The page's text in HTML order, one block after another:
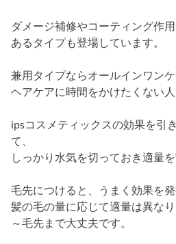
ダメージ補修やコーティング作
あるタイプも登場しています。
兼用タイプならオールインワン
ヘアケアに時間をかけたくない人
ipsコスメティックスの効果を引
て、
しっかり水気を切っておき適量を
毛先につけると、うまく効果を
髪の毛の量に応じて適量は異な
～毛先まで大丈夫です。